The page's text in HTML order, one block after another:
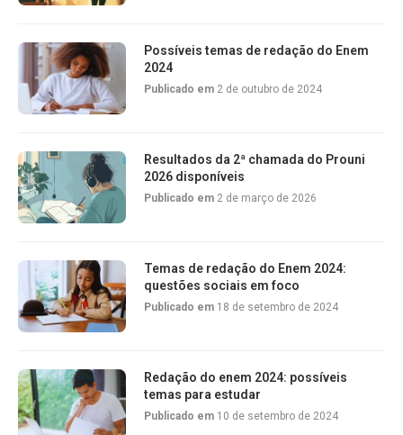
Possíveis temas de redação do Enem
2024
Publicado em 2 de outubro de 2024
Resultados da 2ª chamada do Prouni
2026 disponíveis
Publicado em 2 de março de 2026
Temas de redação do Enem 2024:
questões sociais em foco
Publicado em 18 de setembro de 2024
Redação do enem 2024: possíveis
temas para estudar
Publicado em 10 de setembro de 2024